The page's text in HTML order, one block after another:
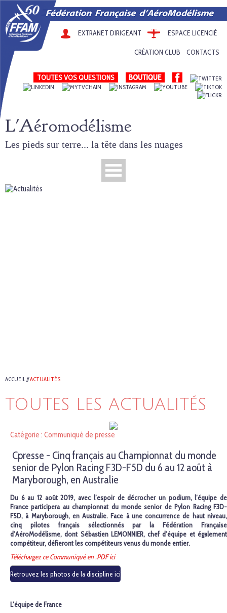
EXTRANET DIRIGEANT ESPACE LICENCIÉ
CRÉATION CLUB CONTACTS
TOUTES VOS QUESTIONS
L'Aéromodélisme
Les pieds sur terre... la tête dans les nuages
ACCUEIL//ACTUALITÉS
TOUTES LES ACTUALITÉS
Catégorie : Communiqué de presse
Cpresse - Cinq français au Championnat du monde
senior de Pylon Racing F3D-F5D du 6 au 12 août à
Maryborough, en Australie
Du 6 au 12 août 2019, avec l’espoir de décrocher un podium, l’équipe de
France participera au championnat du monde senior de Pylon Racing F3D-
F5D, à Maryborough, en Australie. Face à une concurrence de haut niveau,
cinq pilotes français sélectionnés par la Fédération Française
d’AéroModélisme, dont Sébastien LEMONNIER, chef d’équipe et également
compétiteur, défieront les compétiteurs venus du monde entier.
Téléchargez ce Communiqué en .PDF ici
Retrouvez les photos de la discipline ici
L’équipe de France